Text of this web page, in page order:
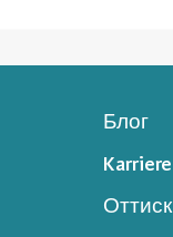
Блог
Karriere
Оттиск